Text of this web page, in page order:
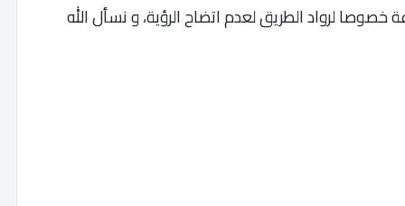
لرواد الطريق لعدم اتضاح الرؤية، و نسأل الله